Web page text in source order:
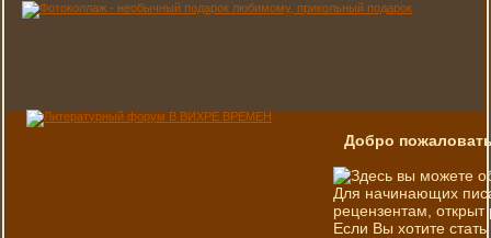
Добро
Здесь вы можете
Для начинающих
рецензентам, открыт
Если Вы хотите